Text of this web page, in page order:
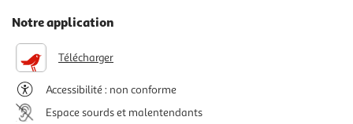
Notre application
Télécharger
Accessibilité : non conforme
Espace sourds et malentendants